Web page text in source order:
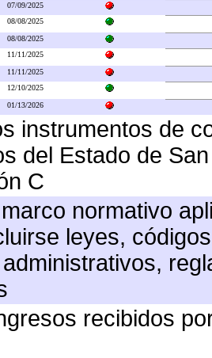
07/09/2025
08/08/2025
08/08/2025
11/11/2025
11/11/2025
12/10/2025
01/13/2026
instrumentos de
del Estado de
C
normativo
leyes,
recibidos